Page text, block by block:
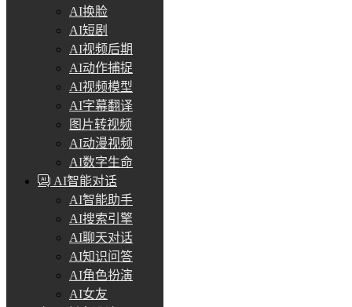
AI换脸
AI短剧
AI视频后期
AI动作捕捉
AI视频模型
AI字幕翻译
图片转视频
AI动漫视频
AI数字生命
AI智能对话
AI智能助手
AI搜索引擎
AI聊天对话
AI知识问答
AI角色扮演
AI女友